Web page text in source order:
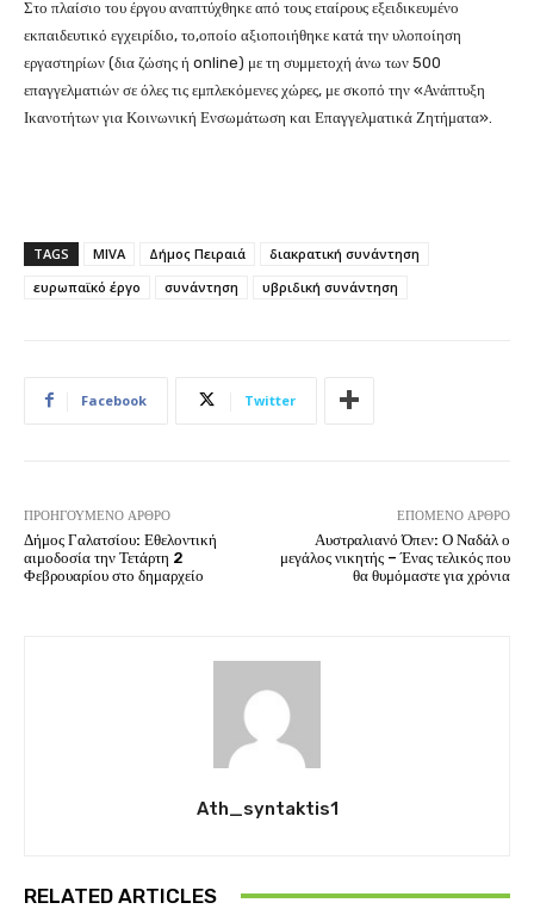
Στο πλαίσιο του έργου αναπτύχθηκε από τους εταίρους εξειδικευμένο
εκπαιδευτικό εγχειρίδιο, το,οποίο αξιοποιήθηκε κατά την υλοποίηση
εργαστηρίων (δια ζώσης ή online) με τη συμμετοχή άνω των 500
επαγγελματιών σε όλες τις εμπλεκόμενες χώρες, με σκοπό την «Ανάπτυξη
Ικανοτήτων για Κοινωνική Ενσωμάτωση και Επαγγελματικά Ζητήματα».
TAGS MIVA Δήμος Πειραιά
διακρατική συνάντηση
ευρωπαϊκό έργο
συνάντηση υβριδική συνάντηση
Facebook Twitter
ΠΡΟΗΓΟΎΜΕΝΟ ΆΡΘΡΟ
Δήμος Γαλατσίου: Εθελοντική
αιμοδοσία την Τετάρτη 2
Φεβρουαρίου στο δημαρχείο
ΕΠΌΜΕΝΟ ΆΡΘΡΟ
Αυστραλιανό Όπεν: Ο Ναδάλ ο
μεγάλος νικητής – Ένας τελικός που
θα θυμόμαστε για χρόνια
Ath_syntaktis1
RELATED ARTICLES